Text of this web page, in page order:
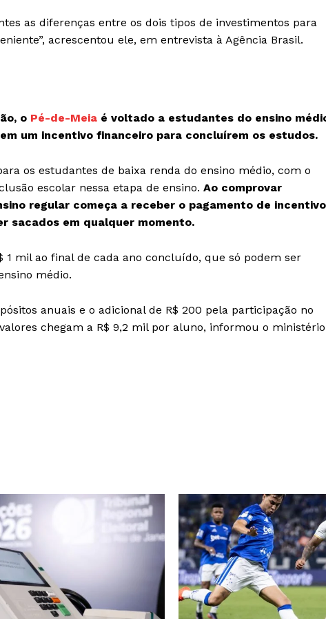
as diferenças entre os dois tipos de investimentos para
acrescentou ele, em entrevista à Agência Brasil.
o Pé-de-Meia é voltado a estudantes do ensino
um incentivo financeiro para concluírem os estudos.
os estudantes de baixa renda do ensino médio, com o
escolar nessa etapa de ensino. Ao comprovar
regular começa a receber o pagamento de
sacados em qualquer momento.
1 mil ao final de cada ano concluído, que só podem ser
médio.
anuais e o adicional de R$ 200 pela participação no
chegam a R$ 9,2 mil por aluno, informou o